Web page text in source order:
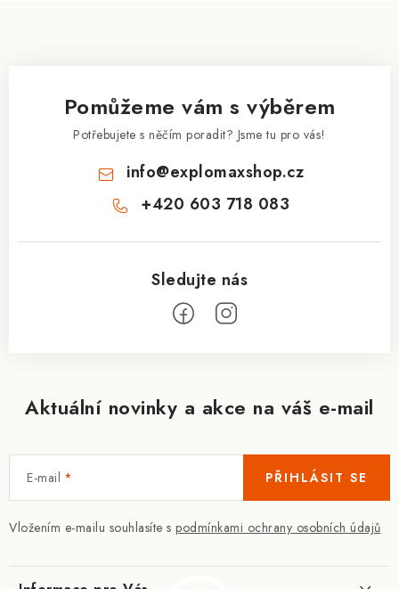
Aktuální novinky a akce na váš e-mail
E-mail
Vložením e-mailu souhlasíte s podmínkami ochrany osobních údajů
PŘIHLÁSIT SE
Pomůžeme vám s výběrem
Potřebujete s něčím poradit? Jsme tu pro vás!
info@explomaxshop.cz
+420 603 718 083